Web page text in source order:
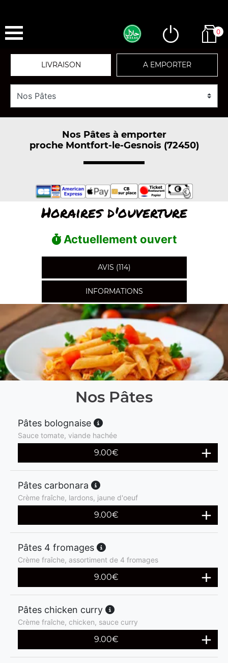
0
LIVRAISON A EMPORTER
Nos Pâtes à emporter
proche Montfort-le-Gesnois (72450)
Horaires d'ouverture
Actuellement ouvert
AVIS (114)
INFORMATIONS
Nos Pâtes
Pâtes bolognaise
Sauce tomate, viande hachée
9.00€
Pâtes carbonara
Crème fraîche, lardons, jaune d'oeuf
9.00€
Pâtes 4 fromages
Crème fraîche, assortiment de 4 fromages
9.00€
Pâtes chicken curry
Crème fraîche, chicken, sauce curry
9.00€